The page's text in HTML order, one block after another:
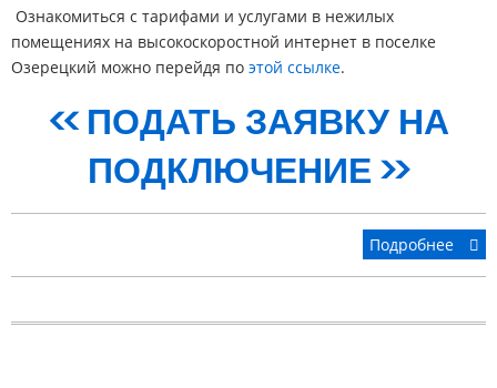
Ознакомиться с тарифами и услугами в нежилых
помещениях на высокоскоростной интернет в поселке
Озерецкий можно перейдя по этой ссылке.
<< ПОДАТЬ ЗАЯВКУ НА
ПОДКЛЮЧЕНИЕ >>
Подробнее